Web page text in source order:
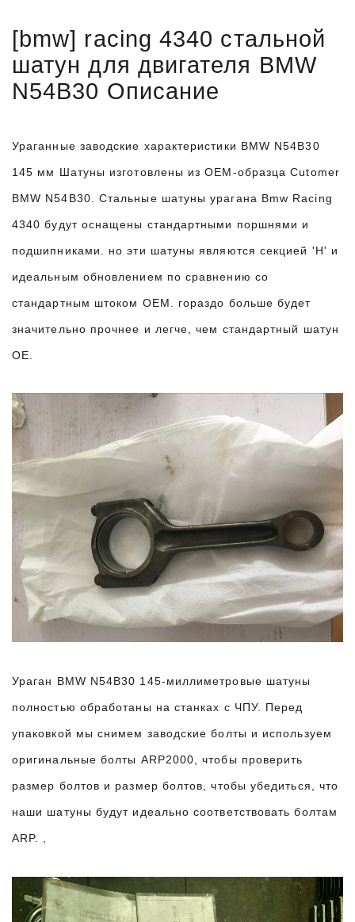
[bmw] racing 4340 стальной
шатун для двигателя BMW
N54B30 Описание
Ураганные заводские характеристики BMW N54B30
145 мм Шатуны изготовлены из OEM-образца Cutomer
BMW N54B30. Стальные шатуны урагана Bmw Racing
4340 будут оснащены стандартными поршнями и
подшипниками. но эти шатуны являются секцией 'H' и
идеальным обновлением по сравнению со
стандартным штоком OEM. гораздо больше будет
значительно прочнее и легче, чем стандартный шатун
OE.
Ураган BMW N54B30 145-миллиметровые шатуны
полностью обработаны на станках с ЧПУ. Перед
упаковкой мы снимем заводские болты и используем
оригинальные болты ARP2000, чтобы проверить
размер болтов и размер болтов, чтобы убедиться, что
наши шатуны будут идеально соответствовать болтам
ARP. ,